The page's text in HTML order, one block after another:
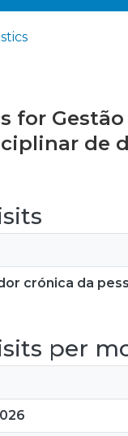
for
de
crónica da
per